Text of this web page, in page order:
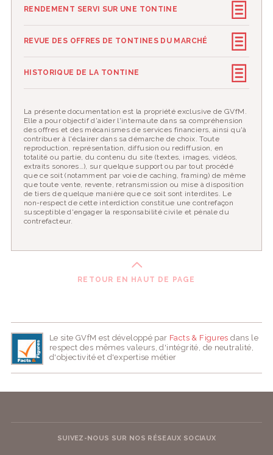
RENDEMENT SERVI SUR UNE TONTINE
REVUE DES OFFRES DE TONTINES DU MARCHÉ
HISTORIQUE DE LA TONTINE
La présente documentation est la propriété exclusive de GVfM.
Elle a pour objectif d'aider l'internaute dans sa compréhension
des offres et des mécanismes de services financiers, ainsi qu'à
contribuer à l'éclairer dans sa démarche de choix. Toute
reproduction, représentation, diffusion ou rediffusion, en
totalité ou partie, du contenu du site (textes, images, vidéos,
extraits sonores…), sur quelque support ou par tout procédé
que ce soit (notamment par voie de caching, framing) de même
que toute vente, revente, retransmission ou mise à disposition
de tiers de quelque manière que ce soit sont interdites. Le
non-respect de cette interdiction constitue une contrefaçon
susceptible d'engager la responsabilité civile et pénale du
contrefacteur.
RETOUR EN HAUT DE PAGE
Le site GVfM est développé par Facts & Figures dans le
respect des mêmes valeurs, d'intégrité, de neutralité,
d'objectivité et d'expertise métier
SUIVEZ-NOUS SUR NOS RÉSEAUX SOCIAUX